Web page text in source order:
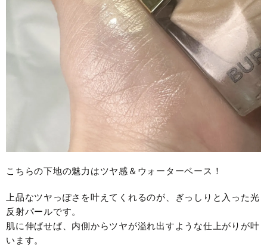
こちらの下地の魅力はツヤ感＆ウォーターベース！
上品なツヤっぽさを叶えてくれるのが、ぎっしりと入った光
反射パールです。
肌に伸ばせば、内側からツヤが溢れ出すような仕上がりが叶
います。